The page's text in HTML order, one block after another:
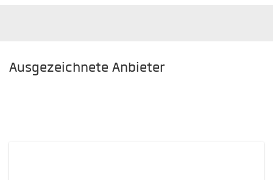
Ausgezeichnete Anbieter